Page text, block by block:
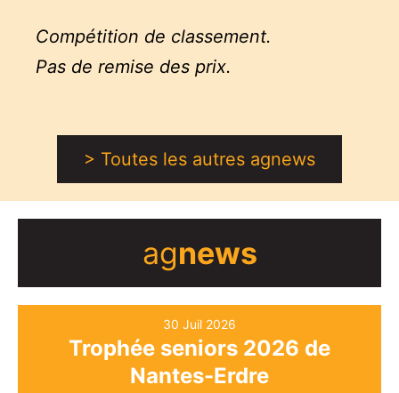
agnews
30 Juil 2026
Trophée seniors 2026 de
Nantes-Erdre
Compétition de classement.
Pas de remise des prix.
> Toutes les autres agnews